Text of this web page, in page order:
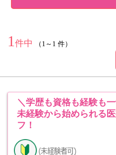
1 件中 （1～1 件）
＼学歴も資格も経験も
未経験から始められる
フ！